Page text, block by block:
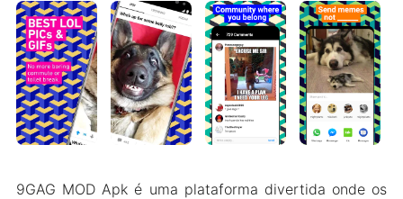
9GAG MOD Apk é uma plataforma divertida onde os